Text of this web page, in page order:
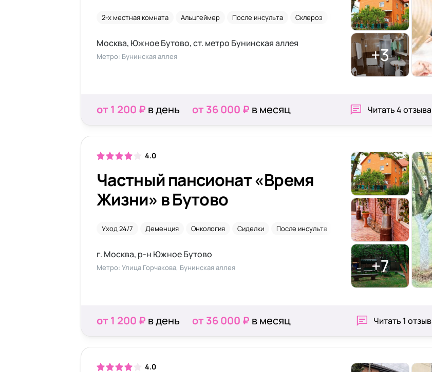
2-х местная комната Альцгеймер После инсульта Склероз Деменция
Москва, Южное Бутово, ст. метро Бунинская аллея
Метро: Бунинская аллея +3
от 1 200 ₽ в день от 36 000 ₽ в месяц Читать4 отзыва
4.0
Частный пансионат «Время
Жизни» в Бутово
Уход 24/7 Деменция Онкология Сиделки После инсульта
г. Москва, р-н Южное Бутово
Метро: Улица Горчакова, Бунинская аллея +7
от 1 200 ₽ в день от 36 000 ₽ в месяц Читать 1 отзыв
4.0